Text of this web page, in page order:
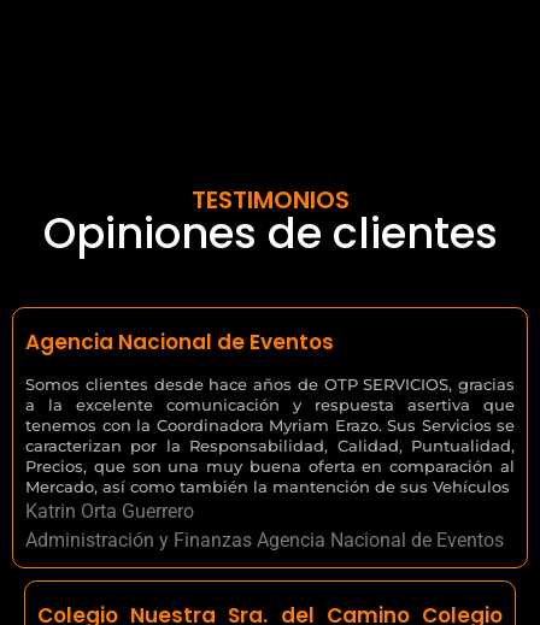
TESTIMONIOS
Opiniones de clientes
Agencia Nacional de Eventos
Somos clientes desde hace años de OTP SERVICIOS, gracias
a la excelente comunicación y respuesta asertiva que
tenemos con la Coordinadora Myriam Erazo. Sus Servicios se
caracterizan por la Responsabilidad, Calidad, Puntualidad,
Precios, que son una muy buena oferta en comparación al
Mercado, así como también la mantención de sus Vehículos
Katrin Orta Guerrero
Administración y Finanzas Agencia Nacional de Eventos
Colegio Nuestra Sra. del Camino Colegio